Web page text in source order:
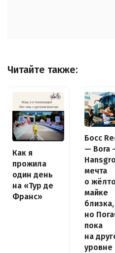
Читайте также:
Как я
прожила
один день
на «Тур де
Франс»
Босс
— Bora
мечта
о
майке
близка,
но
пока
на
уровне